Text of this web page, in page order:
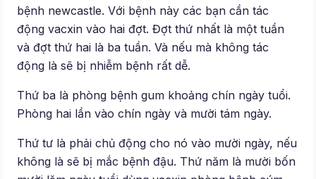
bệnh newcastle. Với bệnh này các bạn cần tác
động vacxin vào hai đợt. Đợt thứ nhất là một tuần
và đợt thứ hai là ba tuần. Và nếu mà không tác
động là sẽ bị nhiễm bệnh rất dễ.
Thứ ba là phòng bệnh gum khoảng chín ngày tuổi.
Phòng hai lần vào chín ngày và mười tám ngày.
Thứ tư là phải chủ động cho nó vào mười ngày, nếu
không là sẽ bị mắc bệnh đậu. Thứ năm là mười bốn